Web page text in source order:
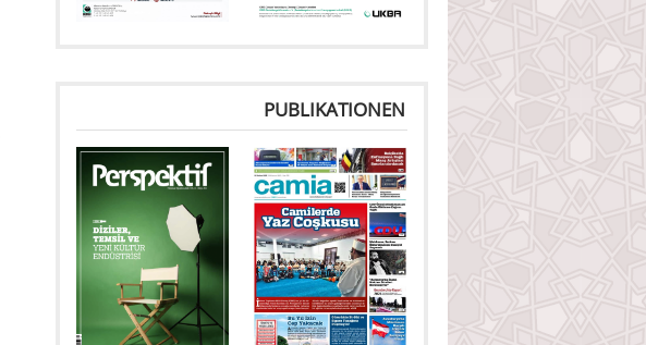
PUBLIKATIONEN